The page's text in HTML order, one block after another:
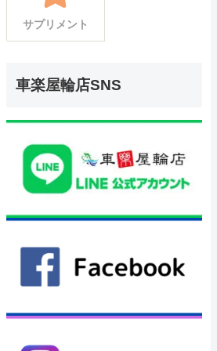
サプリメント
車楽屋輪店SNS